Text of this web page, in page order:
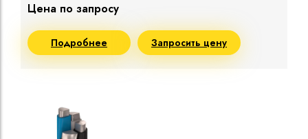
Цена по запросу
Подробнее Запросить цену